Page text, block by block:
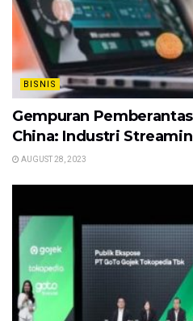
BISNIS
Gempuran
China: Industri
AUGUST 28, 2023